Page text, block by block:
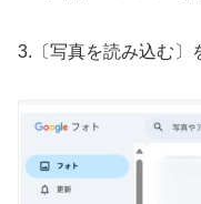
3.〔写真を読み込む〕